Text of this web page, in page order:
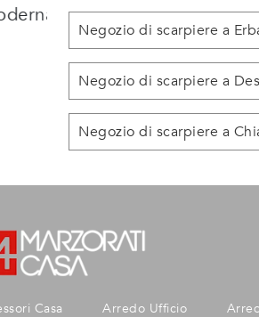
Media
Negozio di scarpiere a
Negozio di scarpiere a
Negozio di scarpiere a
Casa Arredo Ufficio